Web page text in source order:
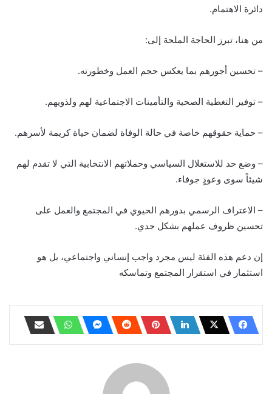
دائرة الاهتمام.
من هنا، تبرز الحاجة الملحة إلى:
– تحسين أجورهم بما يعكس حجم العمل وخطورته.
– توفير التغطية الصحية والتأمينات الاجتماعية لهم ولذويهم.
– حماية حقوقهم خاصة في حالة الوفاة لضمان حياة كريمة لأسرهم.
– وضع حد للاستغلال السياسي وحملاتهم الانتخابية التي لا تقدم لهم
شيئاً سوى وعودٍ جوفاء.
– الاعتراف الرسمي بدورهم الحيوي في المجتمع والعمل على
تحسين ظروف عملهم بشكل جدي.
إن دعم هذه الفئة ليس مجرد واجب إنساني واجتماعي، بل هو
استثمار في استقرار المجتمع وتماسكه